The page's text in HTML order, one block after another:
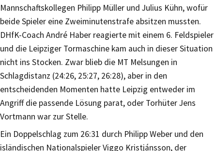
Mannschaftskollegen Philipp Müller und Julius Kühn, wofür
beide Spieler eine Zweiminutenstrafe absitzen mussten.
DHfK-Coach André Haber reagierte mit einem 6. Feldspieler
und die Leipziger Tormaschine kam auch in dieser Situation
nicht ins Stocken. Zwar blieb die MT Melsungen in
Schlagdistanz (24:26, 25:27, 26:28), aber in den
entscheidenden Momenten hatte Leipzig entweder im
Angriff die passende Lösung parat, oder Torhüter Jens
Vortmann war zur Stelle.
Ein Doppelschlag zum 26:31 durch Philipp Weber und den
isländischen Nationalspieler Viggo Kristjánsson, der